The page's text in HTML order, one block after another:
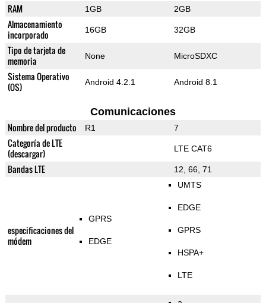
RAM 1GB 2GB
Almacenamiento
incorporado
16GB 32GB
Tipo de tarjeta de
memoria
None MicroSDXC
Sistema Operativo
(OS)
Android 4.2.1 Android 8.1
Comunicaciones
Nombre del producto R1 7
Categoría de LTE
(descargar)
LTE CAT6
Bandas LTE 12, 66, 71
especificaciones del
módem
GPRS
EDGE
UMTS
EDGE
GPRS
HSPA+
LTE